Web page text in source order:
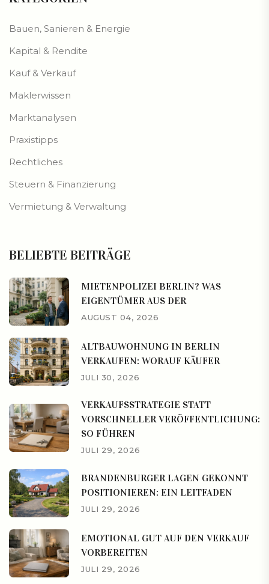
Bauen, Sanieren & Energie
Kapital & Rendite
Kauf & Verkauf
Maklerwissen
Marktanalysen
Praxistipps
Rechtliches
Steuern & Finanzierung
Vermietung & Verwaltung
BELIEBTE BEITRÄGE
MIETENPOLIZEI BERLIN? WAS
EIGENTÜMER AUS DER
AUGUST 04, 2026
ALTBAUWOHNUNG IN BERLIN
VERKAUFEN: WORAUF KÄUFER
JULI 30, 2026
VERKAUFSSTRATEGIE STATT
VORSCHNELLER VERÖFFENTLICHUNG:
SO FÜHREN
JULI 29, 2026
BRANDENBURGER LAGEN GEKONNT
POSITIONIEREN: EIN LEITFADEN
JULI 29, 2026
EMOTIONAL GUT AUF DEN VERKAUF
VORBEREITEN
JULI 29, 2026